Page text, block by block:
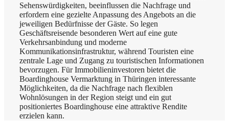
Sehenswürdigkeiten, beeinflussen die Nachfrage und
erfordern eine gezielte Anpassung des Angebots an die
jeweiligen Bedürfnisse der Gäste. So legen
Geschäftsreisende besonderen Wert auf eine gute
Verkehrsanbindung und moderne
Kommunikationsinfrastruktur, während Touristen eine
zentrale Lage und Zugang zu touristischen Informationen
bevorzugen. Für Immobilieninvestoren bietet die
Boardinghouse Vermarktung in Thüringen interessante
Möglichkeiten, da die Nachfrage nach flexiblen
Wohnlösungen in der Region steigt und ein gut
positioniertes Boardinghouse eine attraktive Rendite
erzielen kann.